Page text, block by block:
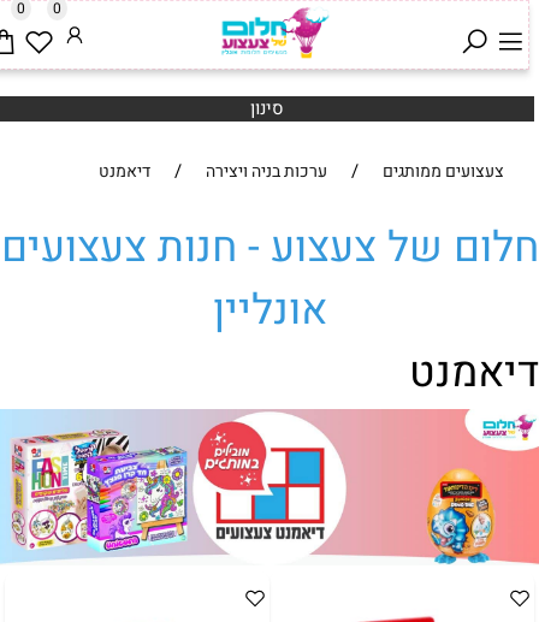
0 0
סינון
צעצועים ממותגים / ערכות בניה ויצירה / דיאמנט
של צעצוע - חנות צעצועים
אונליין